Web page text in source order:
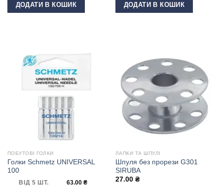
ДОДАТИ В КОШИК ДОДАТИ В КОШИК
ПОБУТОВІ ГОЛКИ
Голки Schmetz UNIVERSAL
100
ВІД 5 ШТ. 63.00 ₴
ЛАПКИ ТА ШПУЛІ
Шпуля без прорези G301
SIRUBA
27.00 ₴